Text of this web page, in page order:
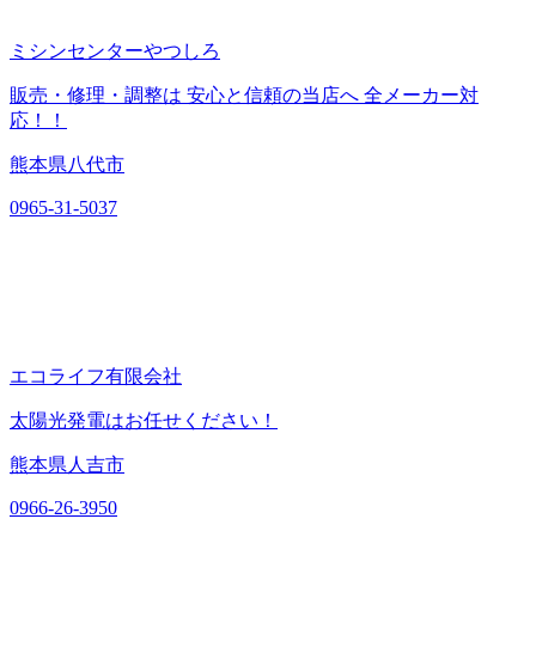
ミシンセンターやつしろ
販売・修理・調整は 安心と信頼の当店へ 全メーカー対
応！！
熊本県八代市
0965-31-5037
エコライフ有限会社
太陽光発電はお任せください！
熊本県人吉市
0966-26-3950